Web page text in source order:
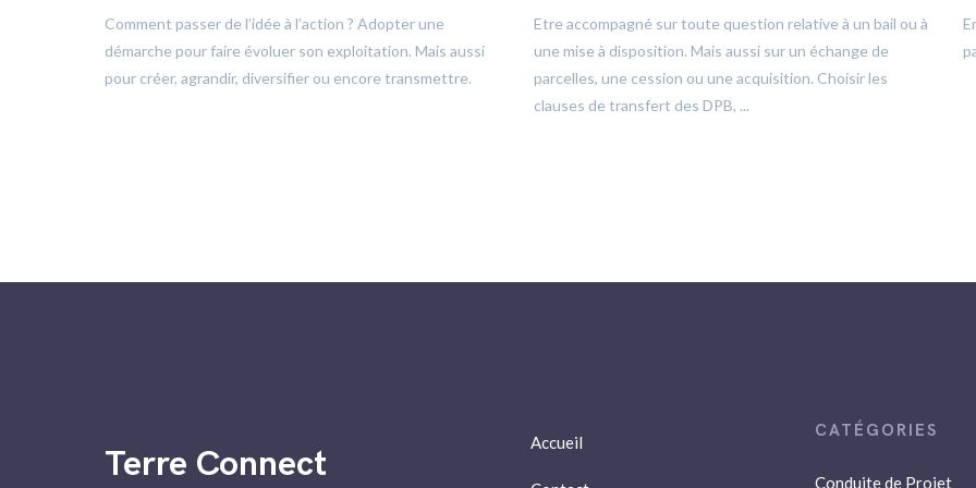
Comment passer de l’idée à l’action ? Adopter une
démarche pour faire évoluer son exploitation. Mais aussi
pour créer, agrandir, diversifier ou encore transmettre.
Etre accompagné sur toute question relative à un bail ou à
une mise à disposition. Mais aussi sur un échange de
parcelles, une cession ou une acquisition. Choisir les
clauses de transfert des DPB, ...
Terre Connect
Accueil
Conduite de Projet